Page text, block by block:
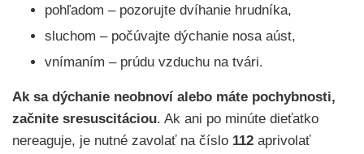
pohľadom – pozorujte dvíhanie hrudníka,
sluchom – počúvajte dýchanie nosa aúst,
vnímaním – prúdu vzduchu na tvári.
Ak sa dýchanie neobnoví alebo máte pochybnosti,
začnite sresuscitáciou. Ak ani po minúte dieťatko
nereaguje, je nutné zavolať na číslo 112 aprivolať